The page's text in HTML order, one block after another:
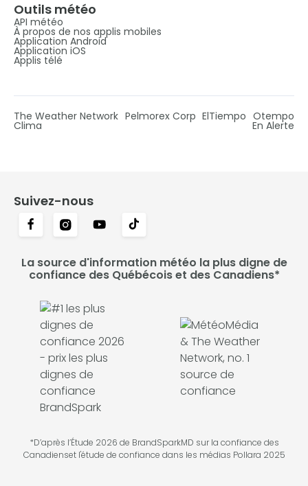
Outils météo
API météo
À propos de nos applis mobiles
Application Android
Application iOS
Applis télé
The Weather Network Pelmorex Corp ElTiempo Otempo
Clima En Alerte
Suivez-nous
La source d'information météo la plus digne de
confiance des Québécois et des Canadiens*
*D’après l’Étude 2026 de BrandSparkMD sur la confiance des
Canadienset l'étude de confiance dans les médias Pollara 2025